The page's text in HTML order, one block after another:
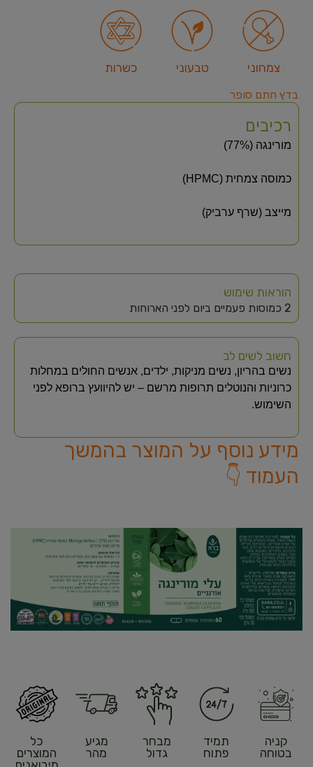
צמחוני טבעוני כשרות
בדץ חתם סופר
רכיבים
מורינגה (77%)
כמוסה צמחית (HPMC)
מייצב (שרף ערביק)
הוראות שימוש
2 כמוסות פעמיים ביום לפני הארוחות
חשוב לשים לב
נשים בהריון, נשים מניקות, ילדים, אנשים החולים במחלות
כרוניות והנוטלים תרופות מרשם – יש להיוועץ ברופא לפני
השימוש.
מידע נוסף על המוצר בהמשך
העמוד 👇
קניה
בטוחה
תמיד
פתוח
מבחר
גדול
מגיע
מהר
כל
המוצרים